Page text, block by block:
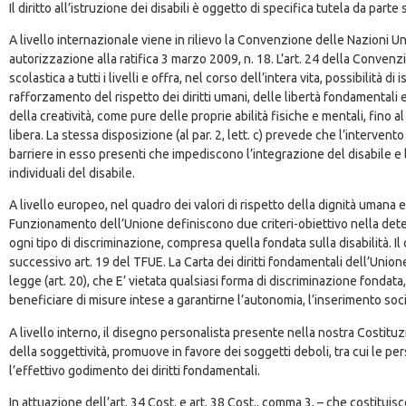
Il diritto all’istruzione dei disabili è oggetto di specifica tutela da
A livello internazionale viene in rilievo la Convenzione delle Nazioni
autorizzazione alla ratifica 3 marzo 2009, n. 18. L’art. 24 della
scolastica a tutti i livelli e offra, nel corso dell’intera vita, possibilità
rafforzamento del rispetto dei diritti umani, delle libertà fondamentali
della creatività, come pure delle proprie abilità fisiche e mentali, fino
libera. La stessa disposizione (al par. 2, lett. c) prevede che
barriere in esso presenti che impediscono l’integrazione del disabile
individuali del disabile.
A livello europeo, nel quadro dei valori di rispetto della dignità umana
Funzionamento dell’Unione definiscono due criteri-obiettivo nella
ogni tipo di discriminazione, compresa quella fondata sulla disabilità.
successivo art. 19 del TFUE. La Carta dei diritti fondamentali
legge (art. 20), che E’ vietata qualsiasi forma di discriminazione
beneficiare di misure intese a garantirne l’autonomia, l’inserimento
A livello interno, il disegno personalista presente nella nostra
della soggettività, promuove in favore dei soggetti deboli, tra cui le
l’effettivo godimento dei diritti fondamentali.
In attuazione dell’art. 34 Cost. e art. 38 Cost., comma 3, – che